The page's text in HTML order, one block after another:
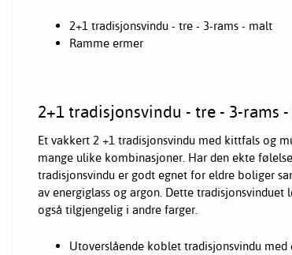
2+1 tradisjonsvindu - tre - 3-rams - malt
Ramme ermer
2+1 tradisjonsvindu - tre - 3-rams
Et vakkert 2 +1 tradisjonsvindu med kittfals og
mange ulike kombinasjoner. Har den ekte
tradisjonsvindu er godt egnet for eldre boliger
av energiglass og argon. Dette tradisjonsvinduet
også tilgjengelig i andre farger.
Utoverslående koblet tradisjonsvindu med